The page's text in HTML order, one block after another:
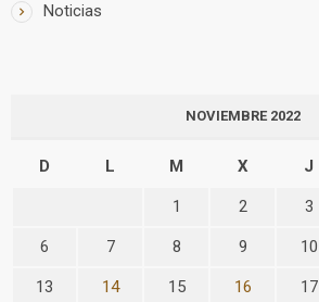
Noticias
NOVIEMBRE 2022
D L M X J
1 2 3
6 7 8 9 10
13 14 15 16 17